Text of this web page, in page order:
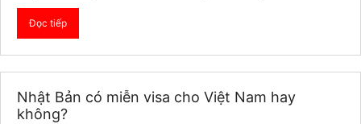
Đọc tiếp
Nhật Bản có miễn visa cho Việt Nam hay
không?